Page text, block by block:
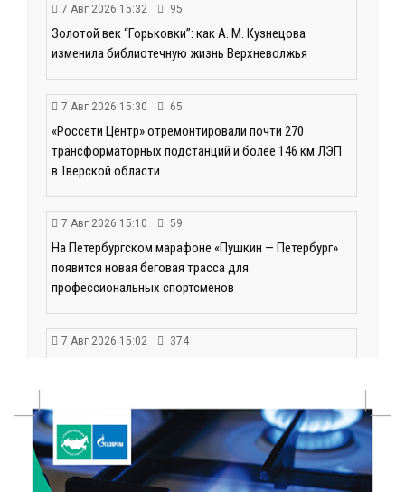
7 Авг 2026 15:32 95
Золотой век “Горьковки”: как А. М. Кузнецова
изменила библиотечную жизнь Верхневолжья
7 Авг 2026 15:30 65
«Россети Центр» отремонтировали почти 270
трансформаторных подстанций и более 146 км ЛЭП
в Тверской области
7 Авг 2026 15:10 59
На Петербургском марафоне «Пушкин — Петербург»
появится новая беговая трасса для
профессиональных спортсменов
7 Авг 2026 15:02 374
7 Авг 2026 14:46
Медицина стала самым популярным направлением у
абитуриентов в 2026 году